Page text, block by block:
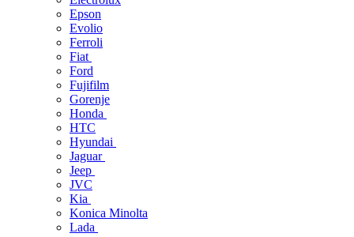
Epson
Evolio
Ferroli
Fiat
Ford
Fujifilm
Gorenje
Honda
HTC
Hyundai
Jaguar
Jeep
JVC
Kia
Konica Minolta
Lada